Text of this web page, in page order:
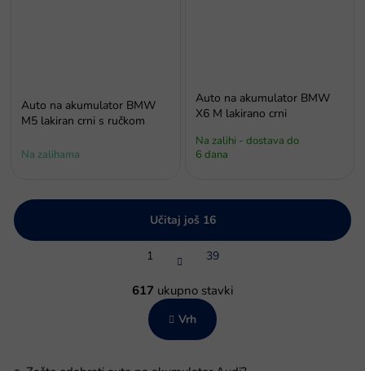
Auto na akumulator BMW
M5 lakiran crni s ručkom
Na zalihama
Auto na akumulator BMW
X6 M lakirano crni
Na zalihi - dostava do
6 dana
o
t
r
Učitaj još 16
P
a
i
n
a
i
1 39
617 ukupno stavki
Vrh